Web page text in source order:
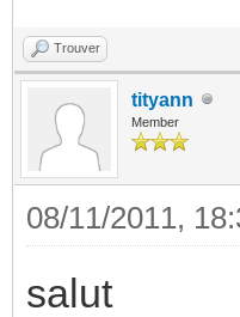
Trouver
tityann
Member
08/11/2011,
salut